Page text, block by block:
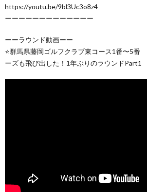
https://youtu.be/9bl3Uc3o8z4
ーーーーーーーーーーーーー
ーーラウンド動画ーー
⭐️群馬県藤岡ゴルフクラブ東コース1番〜5番
ーズも飛び出した！1年ぶりのラウンドPart1